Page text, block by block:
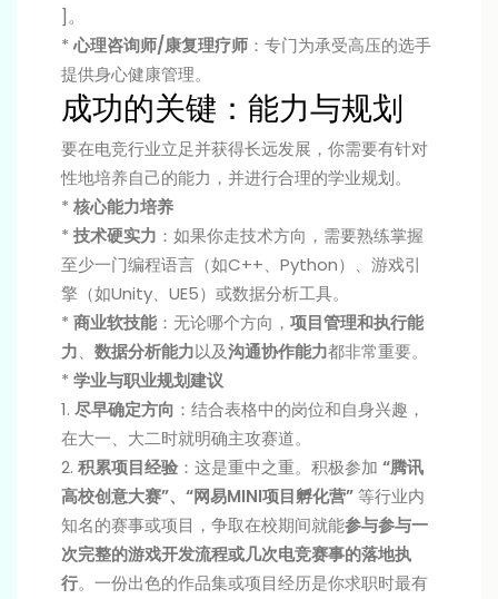
]。
* 心理咨询师/康复理疗师 ：专门为承受高压的选手
提供身心健康管理。
成功的关键：能力与规划
要在电竞行业立足并获得长远发展，你需要有针对
性地培养自己的能力，并进行合理的学业规划。
* 核心能力培养
* 技术硬实力 ：如果你走技术方向，需要熟练掌握
至少一门编程语言（如C++、Python）、游戏引
擎（如Unity、UE5）或数据分析工具。
* 商业软技能 ：无论哪个方向， 项目管理和执行能
力、 数据分析能力以及沟通协作能力都非常重要。
* 学业与职业规划建议
1. 尽早确定方向 ：结合表格中的岗位和自身兴趣，
在大一、大二时就明确主攻赛道。
2. 积累项目经验 ：这是重中之重。积极参加 “腾讯
高校创意大赛”、“网易MINI项目孵化营”等行业内
知名的赛事或项目，争取在校期间就能参与参与一
次完整的游戏开发流程或几次电竞赛事的落地执
行。一份出色的作品集或项目经历是你求职时最有